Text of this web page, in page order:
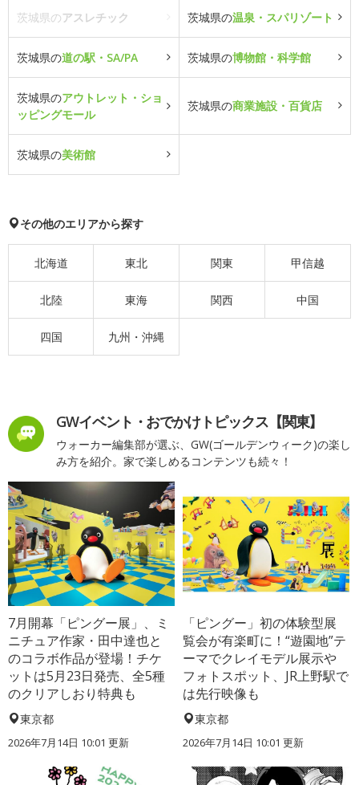
茨城県のアスレチック 茨城県の温泉・スパリゾート
茨城県の道の駅・SA/PA 茨城県の博物館・科学館
茨城県のアウトレット・ショ
ッピングモール
茨城県の商業施設・百貨店
茨城県の美術館
その他のエリアから探す
北海道 東北 関東 甲信越
北陸 東海 関西 中国
四国 九州・沖縄
GWイベント・おでかけトピックス【関東】
ウォーカー編集部が選ぶ、GW(ゴールデンウィーク)の楽し
み方を紹介。家で楽しめるコンテンツも続々！
7月開幕「ピングー展」、ミ
ニチュア作家・田中達也と
のコラボ作品が登場！チケ
ットは5月23日発売、全5種
のクリアしおり特典も
東京都
2026年7月14日 10:01 更新
「ピングー」初の体験型展
覧会が有楽町に！“遊園地”テ
ーマでクレイモデル展示や
フォトスポット、JR上野駅で
は先行映像も
東京都
2026年7月14日 10:01 更新